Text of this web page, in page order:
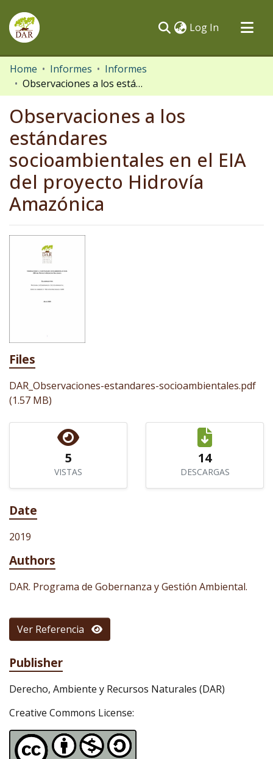
Log In (current)
Communities & Collections
All of DSpace
Home Informes
Informes
Observaciones a los estándares socioambientales en el EIA del proyecto Hidrovía Amazónica
Observaciones a los
estándares
socioambientales en el EIA
del proyecto Hidrovía
Amazónica
Files
DAR_Observaciones-estandares-socioambientales.pdf
(1.57 MB)
5
VISTAS
14
DESCARGAS
Date
2019
Authors
DAR. Programa de Gobernanza y Gestión Ambiental.
Ver Referencia
Publisher
Derecho, Ambiente y Recursos Naturales (DAR)
Creative Commons License: